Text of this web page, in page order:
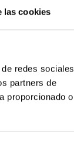
las cookies
redes sociales
partners de
proporcionado o